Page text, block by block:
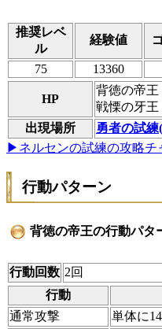
推奨レベ
ル
経験値
75 13360
HP
背徳の帝王
戦慄の牙王
出現場所
勇者の試
▶ネルセンの試練の攻略チ
行動パターン
背徳の帝王の行動パタ
行動回数 2回
行動
通常攻撃
単体に